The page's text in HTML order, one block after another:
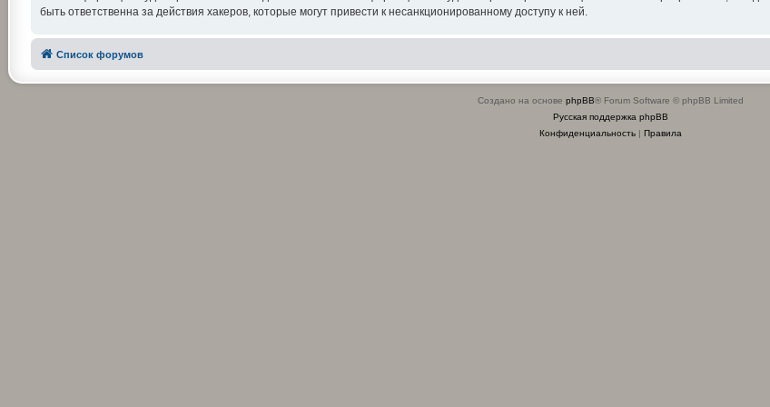
быть ответственна за действия хакеров, которые могут привести к несанкционированному доступу к ней.
Список форумов
Создано на основе phpBB® Forum Software © phpBB Limited
Русская поддержка phpBB
Конфиденциальность| Правила